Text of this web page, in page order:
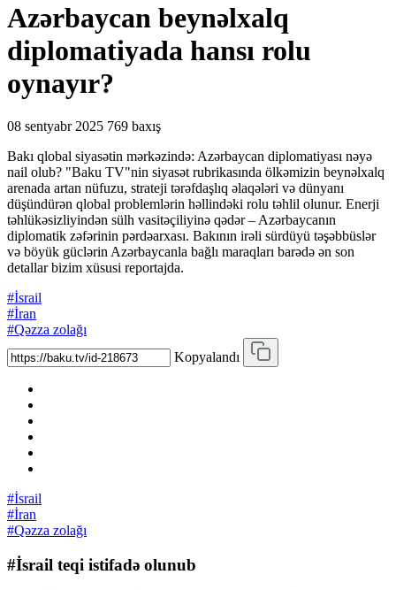
Azərbaycan beynəlxalq
diplomatiyada hansı rolu
oynayır?
08 sentyabr 2025 769 baxış
Bakı qlobal siyasətin mərkəzində: Azərbaycan diplomatiyası nəyə
nail olub? "Baku TV"nin siyasət rubrikasında ölkəmizin beynəlxalq
arenada artan nüfuzu, strateji tərəfdaşlıq əlaqələri və dünyanı
düşündürən qlobal problemlərin həllindəki rolu təhlil olunur. Enerji
təhlükəsizliyindən sülh vasitəçiliyinə qədər – Azərbaycanın
diplomatik zəfərinin pərdəarxası. Bakının irəli sürdüyü təşəbbüslər
və böyük güclərin Azərbaycanla bağlı maraqları barədə ən son
detallar bizim xüsusi reportajda.
#İsrail
#İran
#Qəzza zolağı
Kopyalandı
#İsrail
#İran
#Qəzza zolağı
#İsrail teqi istifadə olunub